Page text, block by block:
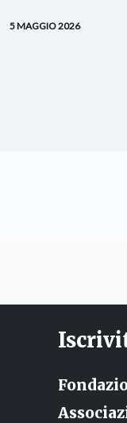
5 MAGGIO 2026